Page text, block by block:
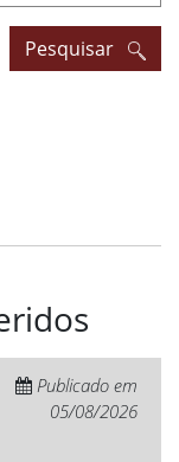
Pesquisar
Publicado em
05/08/2026